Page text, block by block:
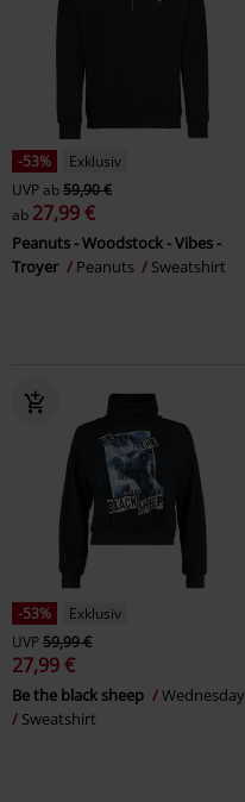
-53%
Exklusiv
UVPab59,90 €
ab 27,99 €
Peanuts - Woodstock - Vibes -
Troyer
Peanuts Sweatshirt
-53%
Exklusiv
UVP59,99 €
27,99 €
Be the black sheep
Wednesday
Sweatshirt